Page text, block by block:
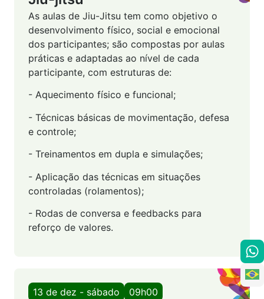
As aulas de Jiu-Jitsu tem como objetivo o
desenvolvimento físico, social e emocional
dos participantes; são compostas por aulas
práticas e adaptadas ao nível de cada
participante, com estruturas de:
- Aquecimento físico e funcional;
- Técnicas básicas de movimentação, defesa
e controle;
- Treinamentos em dupla e simulações;
- Aplicação das técnicas em situações
controladas (rolamentos);
- Rodas de conversa e feedbacks para
reforço de valores.
13 de dez - sábado 09h00